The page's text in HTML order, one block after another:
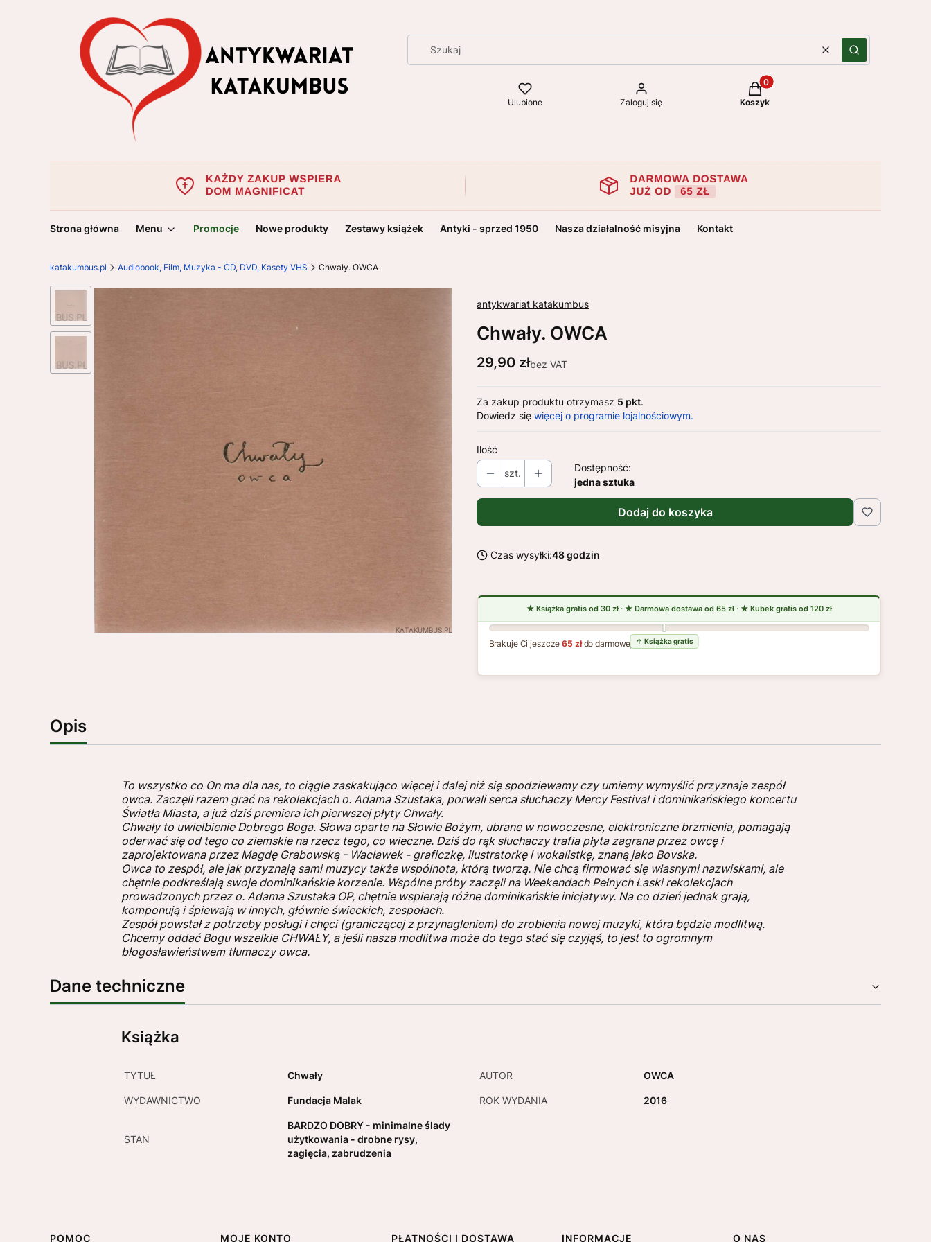
WyczyśćSzukaj
Ulubione Zaloguj się
Produkty w koszyku: 0. Zobacz
Koszyk
Strona główna Menu Promocje Nowe produkty Zestawy książek Antyki - sprzed 1950 Nasza działalność misyjna Kontakt
katakumbus.pl Audiobook, Film, Muzyka - CD, DVD, Kasety VHS Chwały. OWCA
antykwariat katakumbus
Chwały. OWCA
Cena
29,90 złbez VAT
Za zakup produktu otrzymasz 5 pkt.
Dowiedz się więcej o programie lojalnościowym.
Ilość
szt.
Dostępność:
jedna sztuka
Dodaj do koszyka
Czas wysyłki:48 godzin
Brakuje Ci jeszcze65 złdo darmowej dostawy
Opis
To wszystko co On ma dla nas, to ciągle zaskakująco więcej i dalej niż się spodziewamy czy umiemy wymyślić przyznaje zespół
owca. Zaczęli razem grać na rekolekcjach o. Adama Szustaka, porwali serca słuchaczy Mercy Festival i dominikańskiego koncertu
Światła Miasta, a już dziś premiera ich pierwszej płyty Chwały.
Chwały to uwielbienie Dobrego Boga. Słowa oparte na Słowie Bożym, ubrane w nowoczesne, elektroniczne brzmienia, pomagają
oderwać się od tego co ziemskie na rzecz tego, co wieczne. Dziś do rąk słuchaczy trafia płyta zagrana przez owcę i
zaprojektowana przez Magdę Grabowską - Wacławek - graficzkę, ilustratorkę i wokalistkę, znaną jako Bovska.
Owca to zespół, ale jak przyznają sami muzycy także wspólnota, którą tworzą. Nie chcą firmować się własnymi nazwiskami, ale
chętnie podkreślają swoje dominikańskie korzenie. Wspólne próby zaczęli na Weekendach Pełnych Łaski rekolekcjach
prowadzonych przez o. Adama Szustaka OP, chętnie wspierają różne dominikańskie inicjatywy. Na co dzień jednak grają,
komponują i śpiewają w innych, głównie świeckich, zespołach.
Zespół powstał z potrzeby posługi i chęci (graniczącej z przynagleniem) do zrobienia nowej muzyki, która będzie modlitwą.
Chcemy oddać Bogu wszelkie CHWAŁY, a jeśli nasza modlitwa może do tego stać się czyjąś, to jest to ogromnym
błogosławieństwem tłumaczy owca.
Dane techniczne
Książka
TYTUŁ Chwały AUTOR OWCA
WYDAWNICTWO Fundacja Malak ROK WYDANIA 2016
STAN
BARDZO DOBRY - minimalne ślady
użytkowania - drobne rysy,
zagięcia, zabrudzenia
POMOC MOJE KONTO PŁATNOŚCI I DOSTAWA INFORMACJE O NAS